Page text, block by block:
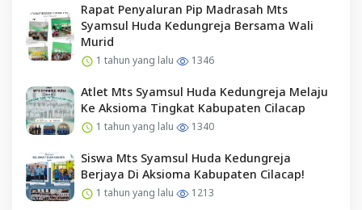
Rapat Penyaluran Pip Madrasah Mts
Syamsul Huda Kedungreja Bersama Wali
Murid
1 tahun yang lalu 1346
Atlet Mts Syamsul Huda Kedungreja Melaju
Ke Aksioma Tingkat Kabupaten Cilacap
1 tahun yang lalu 1340
Siswa Mts Syamsul Huda Kedungreja
Berjaya Di Aksioma Kabupaten Cilacap!
1 tahun yang lalu 1213